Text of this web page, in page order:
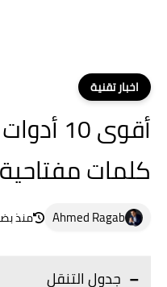
اخبار تقنية
أقوى
كلمات
Ahmed Ragab منذ
جدول التنقل